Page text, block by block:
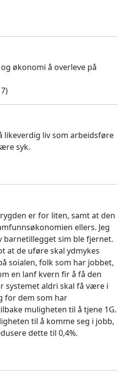
økonomi å overleve på
likeverdig liv som arbeidsføre
syk.
er for liten, samt at den
ellers. Jeg
sim ble fjernet.
at de uføre skal ydmykes
soialen, folk som har jobbet,
en lanf kvern fir å få den
systemet aldri skal få være i
for dem som har
muligheten til å tjene 1G.
til å komme seg i jobb,
dette til 0,4%.